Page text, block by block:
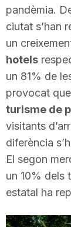
d
e
a
r
r
pandèmia.
ciutat s’han
un
hotels
un 81% de
provocat
turisme de
visitants
diferència
El segon
un 10% dels
estatal ha